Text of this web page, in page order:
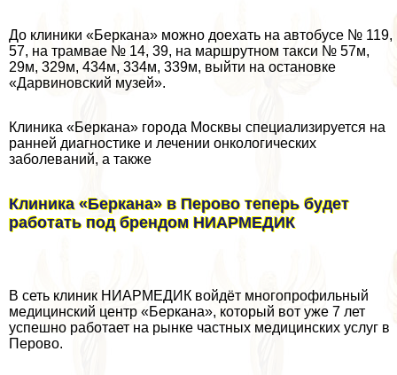
До клиники «Беркана» можно доехать на автобусе № 119,
57, на трамвае № 14, 39, на маршрутном такси № 57м,
29м, 329м, 434м, 334м, 339м, выйти на остановке
«Дарвиновский музей».
Клиника «Беркана» города Москвы специализируется на
ранней диагностике и лечении oнкoлoгических
заболеваний, а также
Клиника «Беркана» в Перово теперь будет
работать под брендом НИАРМЕДИК
В сеть клиник НИАРМЕДИК войдёт многопрофильный
медицинский центр «Беркана», который вот уже 7 лет
успешно работает на рынке частных медицинских услуг в
Перово.